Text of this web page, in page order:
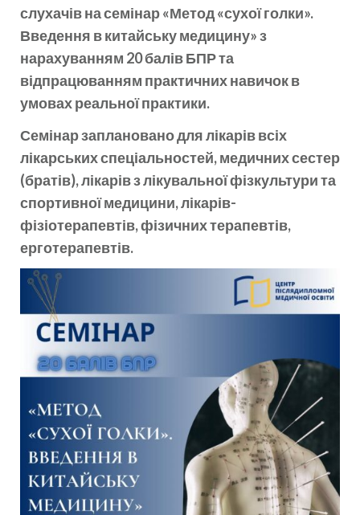
слухачів на семінар «Метод «сухої голки».
Введення в китайську медицину» з
нарахуванням 20 балів БПР та
відпрацюванням практичних навичок в
умовах реальної практики.
Семінар заплановано для лікарів всіх
лікарських спеціальностей, медичних сестер
(братів), лікарів з лікувальної фізкультури та
спортивної медицини, лікарів-
фізіотерапевтів, фізичних терапевтів,
ерготерапевтів.